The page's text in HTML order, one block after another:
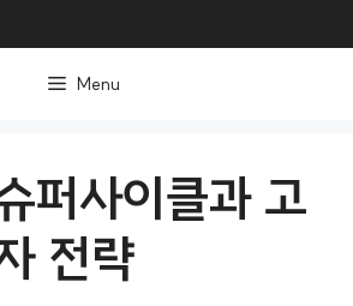
Menu
퍼사이클과 고
전략